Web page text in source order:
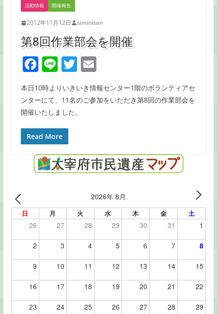
活動情報 開催報告
2012年11月12日 siminisan
第8回作業部会を開催
F
a
c
e
b
o
o
k
Li
e
T
w
itt
er
E
m
ai
l
本日10時よりいきいき情報センター1階のボランティアセ
ンターにて、11名のご参加をいただき第8回の作業部会を
開催いたしました。
Read More
2026年 8月
日 月 火 水 木 金 土
26 27 28 29 30 31 1
2 3 4 5 6 7 8
9 10 11 12 13 14 15
16 17 18 19 20 21 22
23 24 25 26 27 28 29